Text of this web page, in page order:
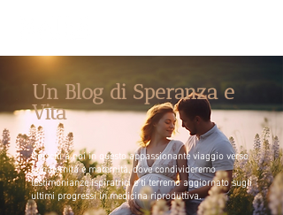
Un Blog di Speranza e
Vita
Unisciti a noi in questo appassionante viaggio verso
la paternità e maternità, dove condivideremo
testimonianze ispiratrici e ti terremo aggiornato sugli
ultimi progressi in medicina riproduttiva.